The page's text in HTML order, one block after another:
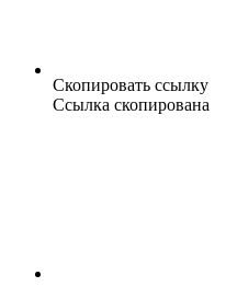
Скопировать ссылку
Ссылка скопирована